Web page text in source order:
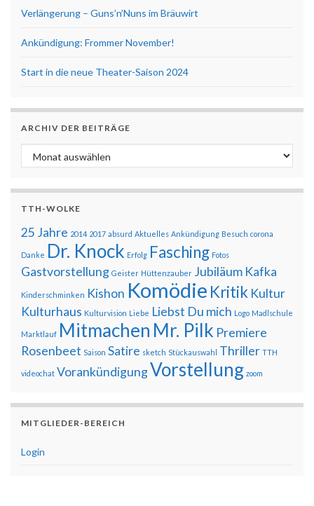
Verlängerung – Guns’n’Nuns im Bräuwirt
Ankündigung: Frommer November!
Start in die neue Theater-Saison 2024
ARCHIV DER BEITRÄGE
Archiv der Beiträge
TTH-WOLKE
25 Jahre 2014 2017 absurd Aktuelles Ankündigung Besuch corona
Danke Dr. Knock Erfolg Fasching Fotos
Gastvorstellung Geister Hüttenzauber Jubiläum Kafka
Kinderschminken Kishon Komödie Kritik Kultur
Kulturhaus Kulturvision Liebe Liebst Du mich Logo Madlschule
Marktlauf Mitmachen Mr. Pilk Premiere
Rosenbeet Saison Satire sketch Stückauswahl Thriller TTH
videochat VorankündigungVorstellung zoom
MITGLIEDER-BEREICH
Login